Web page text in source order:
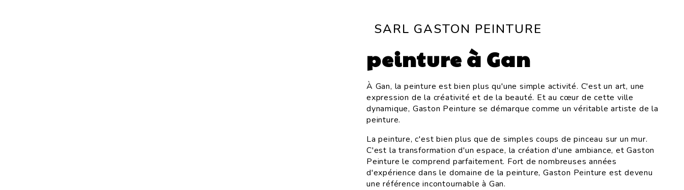
SARL GASTON PEINTURE
peinture à Gan
À Gan, la peinture est bien plus qu'une simple activité. C'est un art, une
expression de la créativité et de la beauté. Et au cœur de cette ville
dynamique, Gaston Peinture se démarque comme un véritable artiste de la
peinture.
La peinture, c'est bien plus que de simples coups de pinceau sur un mur.
C'est la transformation d'un espace, la création d'une ambiance, et Gaston
Peinture le comprend parfaitement. Fort de nombreuses années
d'expérience dans le domaine de la peinture, Gaston Peinture est devenu
une référence incontournable à Gan.